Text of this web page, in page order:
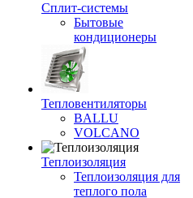
Сплит-системы
Бытовые
кондиционеры
Тепловентиляторы
BALLU
VOLCANO
Теплоизоляция
Теплоизоляция для
теплого пола